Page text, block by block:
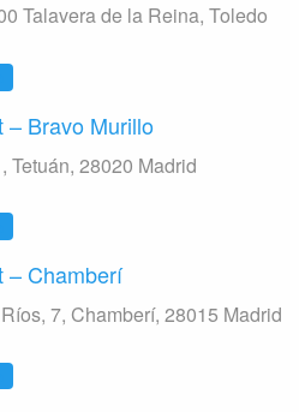
Talavera de la Reina, Toledo
– Bravo Murillo
Tetuán, 28020 Madrid
– Chamberí
7, Chamberí, 28015 Madrid